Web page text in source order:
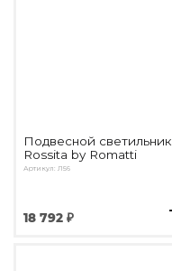
Подвесной светильник
Rossita by Romatti
Артикул: Л56
18 792 ₽